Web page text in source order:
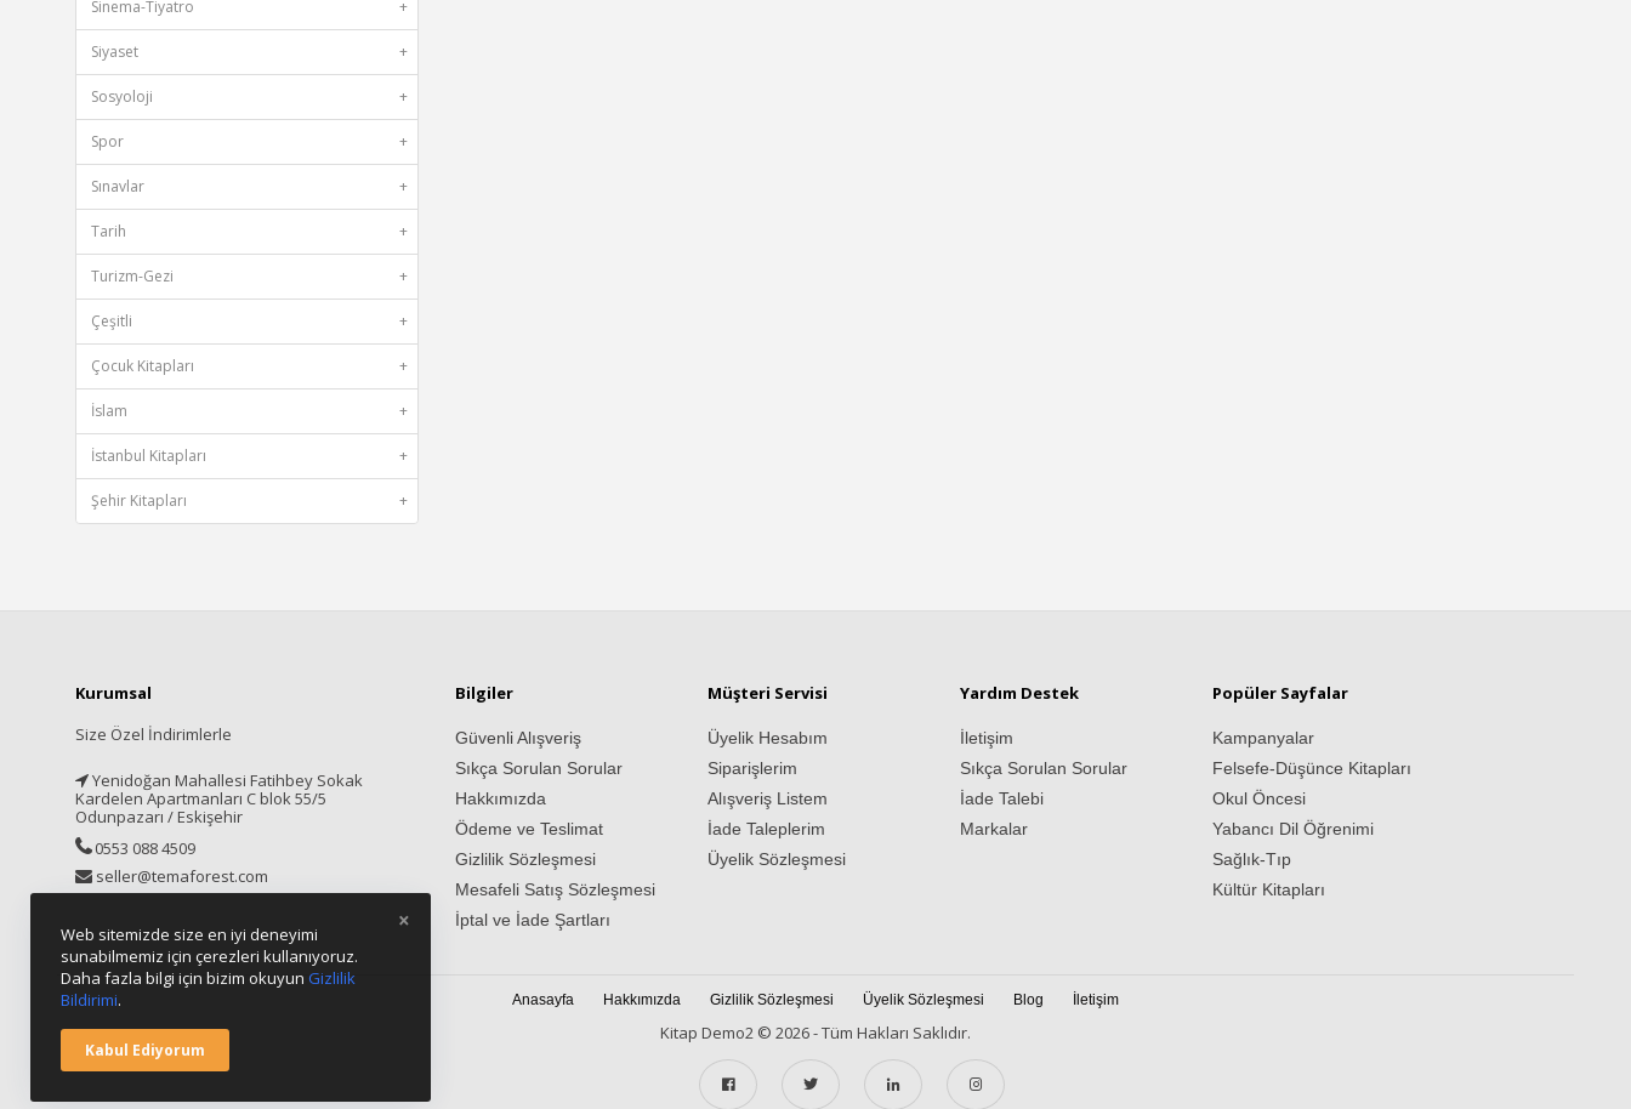
Sinema-Tiyatro +
Siyaset +
Sosyoloji +
Spor +
Sınavlar +
Tarih +
Turizm-Gezi +
Çeşitli +
Çocuk Kitapları +
İslam +
İstanbul Kitapları +
Şehir Kitapları +
Kurumsal
Size Özel İndirimlerle
Yenidoğan Mahallesi Fatihbey Sokak
Kardelen Apartmanları C blok 55/5
Odunpazarı / Eskişehir
0553 088 4509
seller@temaforest.com
Bilgiler
Güvenli Alışveriş
Sıkça Sorulan Sorular
Hakkımızda
Ödeme ve Teslimat
Gizlilik Sözleşmesi
Mesafeli Satış Sözleşmesi
İptal ve İade Şartları
Müşteri Servisi
Üyelik Hesabım
Siparişlerim
Alışveriş Listem
İade Taleplerim
Üyelik Sözleşmesi
Yardım Destek
İletişim
Sıkça Sorulan Sorular
İade Talebi
Markalar
Popüler Sayfalar
Kampanyalar
Felsefe-Düşünce Kitapları
Okul Öncesi
Yabancı Dil Öğrenimi
Sağlık-Tıp
Kültür Kitapları
Anasayfa Hakkımızda Gizlilik Sözleşmesi Üyelik Sözleşmesi Blog İletişim
Kitap Demo2 © 2026 - Tüm Hakları Saklıdır.
Web sitemizde size en iyi deneyimi
sunabilmemiz için çerezleri kullanıyoruz.
Daha fazla bilgi için bizim okuyun Gizlilik
Bildirimi.
Kabul Ediyorum
×